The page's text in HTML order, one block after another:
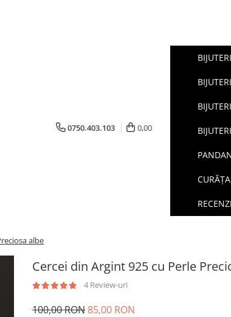
0750.403.103 0,00
albe
Cercei din Argint 925 cu Perle
4 Review-uri
100,00 RON85,00 RON